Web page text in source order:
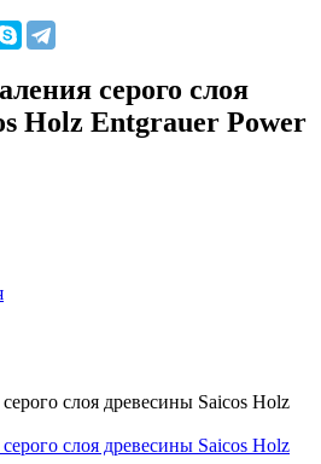
серого слоя
Holz Entgrauer Power
слоя древесины Saicos Holz